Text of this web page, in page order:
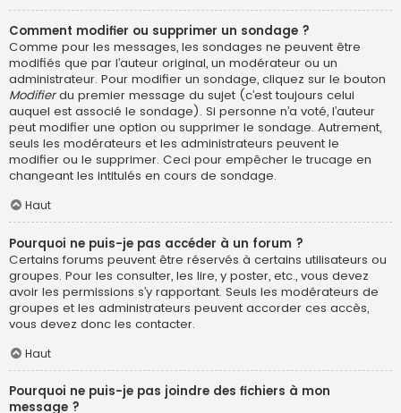
Comment modifier ou supprimer un sondage ?
Comme pour les messages, les sondages ne peuvent être
modifiés que par l’auteur original, un modérateur ou un
administrateur. Pour modifier un sondage, cliquez sur le bouton
Modifierdu premier message du sujet (c’est toujours celui
auquel est associé le sondage). Si personne n’a voté, l’auteur
peut modifier une option ou supprimer le sondage. Autrement,
seuls les modérateurs et les administrateurs peuvent le
modifier ou le supprimer. Ceci pour empêcher le trucage en
changeant les intitulés en cours de sondage.
Haut
Pourquoi ne puis-je pas accéder à un forum ?
Certains forums peuvent être réservés à certains utilisateurs ou
groupes. Pour les consulter, les lire, y poster, etc., vous devez
avoir les permissions s’y rapportant. Seuls les modérateurs de
groupes et les administrateurs peuvent accorder ces accès,
vous devez donc les contacter.
Haut
Pourquoi ne puis-je pas joindre des fichiers à mon
message ?